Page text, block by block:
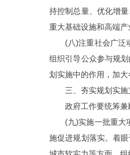
持控制总量、优化增
重大基础设施和高端
(八)注重社会广泛动
组织引导公众参与规
划实施中的作用，加大
三、夯实规划实施
政府工作要统筹兼顾
(九)实施一批重大项
施促进规划落实。着